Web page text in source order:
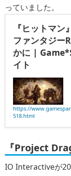
っていました。
『ヒットマ
ファンタジー
かに |
イト
https://
518.html
『Project
IO Interactiveが